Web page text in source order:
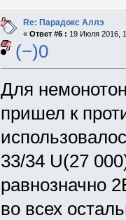
Re: Парадокс Аллэ
« Ответ #6 : 19 Июля 2016,
(−)0
Для
пришел к
33/34 U(27
равнозначно
во всех